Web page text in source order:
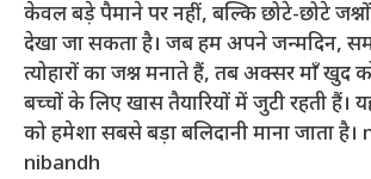
केवल बड़े पैमाने पर नहीं, बल्कि छोटे-छोटे जश्नों
देखा जा सकता है। जब हम अपने जन्मदिन,
त्योहारों का जश्न मनाते हैं, तब अक्सर माँ खुद
बच्चों के लिए खास तैयारियों में जुटी रहती हैं।
को हमेशा सबसे बड़ा बलिदानी माना जाता
nibandh